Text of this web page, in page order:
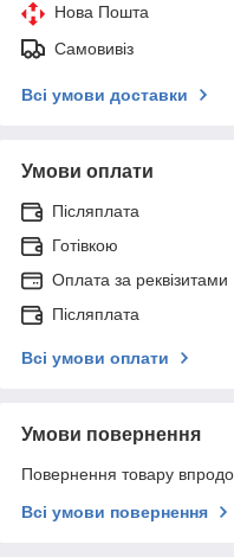
Нова Пошта
Самовивіз
Всі умови доставки
Умови оплати
Післяплата
Готівкою
Оплата за реквізитами
Післяплата
Всі умови оплати
Умови повернення
Повернення товару
Всі умови повернення